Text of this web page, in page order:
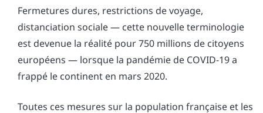
Fermetures dures, restrictions de voyage,
distanciation sociale — cette nouvelle terminologie
est devenue la réalité pour 750 millions de citoyens
européens — lorsque la pandémie de COVID-19 a
frappé le continent en mars 2020.
Toutes ces mesures sur la population française et les